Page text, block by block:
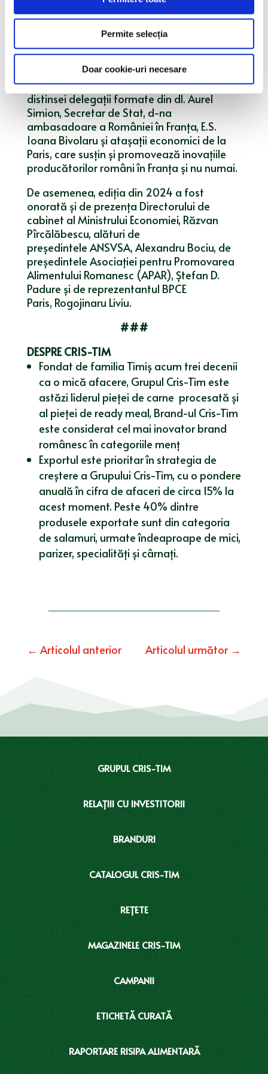
Permite selecția
Doar cookie-uri necesare
această ediție a târgului reflectă aceste
valori”,a declarat Radu Timiș Jr., CEO al
Standul companiei Cris-Tim de la SIAL
2024, cel mai mare târg internațional
alimentar, a fost onorat de prezența
distinsei delegații formate din dl. Aurel
Simion, Secretar de Stat, d-na
ambasadoare a României în Franța, E.S.
Ioana Bivolaru și atașații economici de la
Paris, care susțin și promovează inovațiile
producătorilor români în Franța și nu numai.
De asemenea, ediția din 2024 a fost
onorată și de prezența Directorului de
cabinet al Ministrului Economiei, Răzvan
Pîrcălăbescu, alături de
președintele ANSVSA, Alexandru Bociu, de
președintele Asociației pentru Promovarea
Alimentului Romanesc (APAR), Ștefan D.
Padure și de reprezentantul BPCE
Paris, Rogojinaru Liviu.
###
DESPRE CRIS-TIM
Fondat de familia Timiș acum trei decenii
ca o mică afacere, Grupul Cris-Tim este
astăzi liderul pieței de carne procesată și
al pieței de ready meal, Brand-ul Cris-Tim
este considerat cel mai inovator brand
românesc în categoriile menţ
Exportul este prioritar în strategia de
creștere a Grupului Cris-Tim, cu o pondere
anuală în cifra de afaceri de circa 15% la
acest moment. Peste 40% dintre
produsele exportate sunt din categoria
de salamuri, urmate îndeaproape de mici,
parizer, specialități și cârnați.
← Articolul anterior Articolul următor→
GRUPUL CRIS-TIM
RELAȚIII CU INVESTITORII
BRANDURI
CATALOGUL CRIS-TIM
REȚETE
MAGAZINELE CRIS-TIM
CAMPANII
ETICHETĂ CURATĂ
RAPORTARE RISIPA ALIMENTARĂ